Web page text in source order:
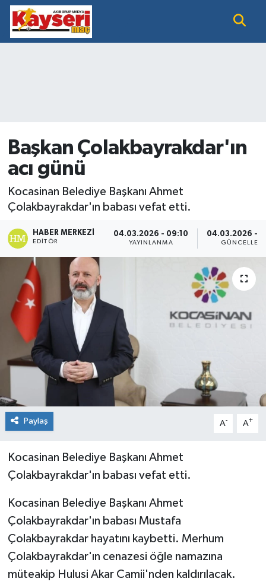
Başkan Çolakbayrakdar'ın
acı günü
Kocasinan Belediye Başkanı Ahmet
Çolakbayrakdar'ın babası vefat etti.
HABER MERKEZI
EDITÖR
04.03.2026 - 09:10
YAYINLANMA
04.03.2026 -
Paylaş A- A+
Kocasinan Belediye Başkanı Ahmet
Çolakbayrakdar'ın babası vefat etti.
Kocasinan Belediye Başkanı Ahmet
Çolakbayrakdar'ın babası Mustafa
Çolakbayrakdar hayatını kaybetti. Merhum
Çolakbayrakdar'ın cenazesi öğle namazına
müteakip Hulusi Akar Camii'nden kaldırılacak.
EĞİTİM
SİYASET GÜNDEMİ
SPOR BÜLTENİ
Nöbetçi Eczaneler
Süper Lig Puan Durumu ve Fikstür
Tüm Manşetler
Son Dakika Haberleri
Haber Arşivi